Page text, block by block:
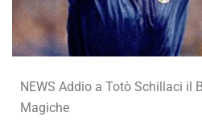
NEWS Addio a Totò Schillaci il
Magiche